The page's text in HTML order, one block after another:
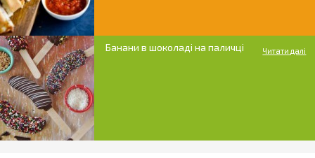
Банани в шоколаді на паличці Читати далі